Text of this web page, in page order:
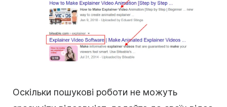
Оскільки пошукові роботи не можуть